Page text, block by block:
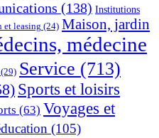
(138) Institutions
et leasing (24) Maison, jardin
médecine
(29) Service (713)
Sports et loisirs
(63) Voyages et
(105)